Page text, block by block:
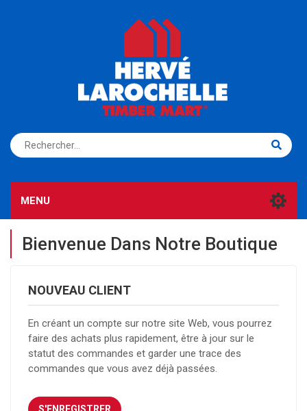
S'ENREGISTRER CONNEXION
MENU
Bienvenue Dans Notre Boutique
NOUVEAU CLIENT
En créant un compte sur notre site Web, vous pourrez
faire des achats plus rapidement, être à jour sur le
statut des commandes et garder une trace des
commandes que vous avez déjà passées.